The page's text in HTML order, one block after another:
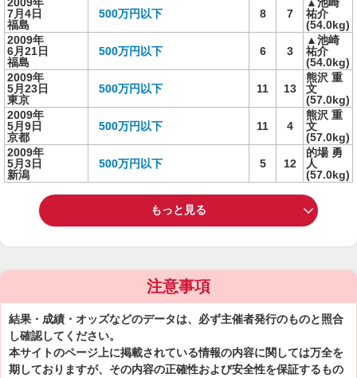
7月4日
福島
500万円以下 8 7
祐介
(54.0kg)
2009年
6月21日
福島
500万円以下 6 3
▲池崎
祐介
(54.0kg)
2009年
5月23日
東京
500万円以下 11 13
熊沢 重
文
(57.0kg)
2009年
5月9日
京都
500万円以下 11 4
熊沢 重
文
(57.0kg)
2009年
5月3日
新潟
500万円以下 5 12
的場 勇
人
(57.0kg)
もっと見る
注意事項
結果・成績・オッズなどのデータは、必ず主催者発行のものと照合
し確認してください。
本サイトのページ上に掲載されている情報の内容に関しては万全を
期しておりますが、その内容の正確性および安全性を保証するもの